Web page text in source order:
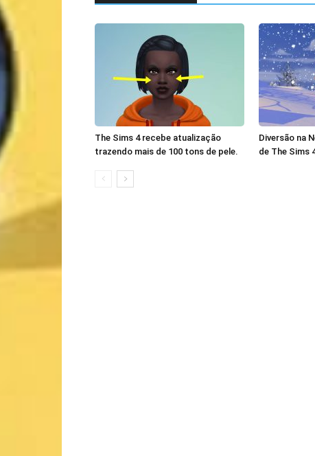
The Sims 4 recebe atualização
trazendo mais de 100 tons de pele.
Diversão na
de The Sims